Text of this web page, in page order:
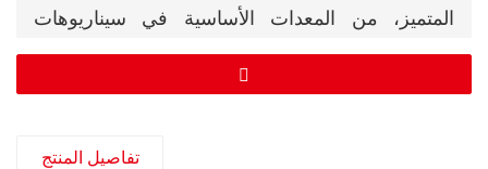
المتميز، من المعدات الأساسية في سيناريوهات
الهندسة الحديثة. يراعي تصميمها القوة والدقة، مما
يُلبي بسهولة متطلبات العمليات في المساحات
بانخفاض استهلاكها للوقود وسهولة صيانتها، مما يُعزز
تفاصيل المنتج